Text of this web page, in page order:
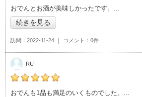
の「はなび」おすすめ度：4
おでんとお酒が美味しかったです。
続きを見る
訪問 2022-11-24 コメント 0件
の「はなび」おすすめ度：5
おでんも1品も満足のいくものでした。
RU